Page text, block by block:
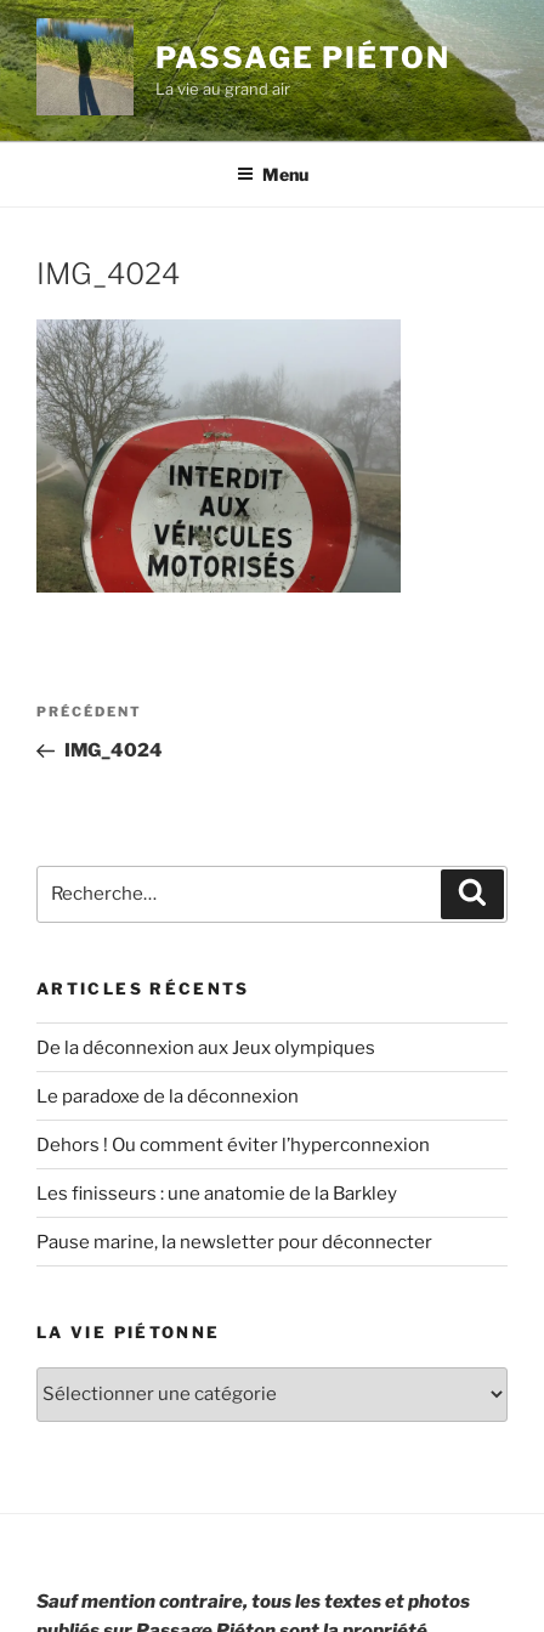
Aller
au
contenu
principal
PASSAGE PIÉTON
La vie au grand air
Menu
IMG_4024
Navigation
l’article
Article
précédent
PRÉCÉDENT
IMG_4024
pour
ARTICLES RÉCENTS
De la déconnexion aux Jeux olympiques
Le paradoxe de la déconnexion
Dehors ! Ou comment éviter l’hyperconnexion
Les finisseurs : une anatomie de la Barkley
Pause marine, la newsletter pour déconnecter
LA VIE PIÉTONNE
Sauf mention contraire, tous les textes et photos